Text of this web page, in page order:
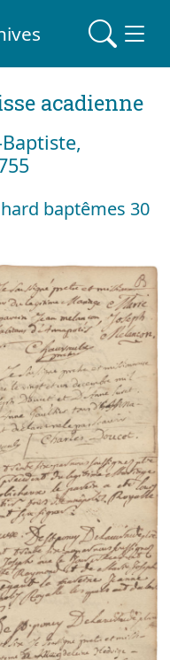
acadienne
baptêmes 30